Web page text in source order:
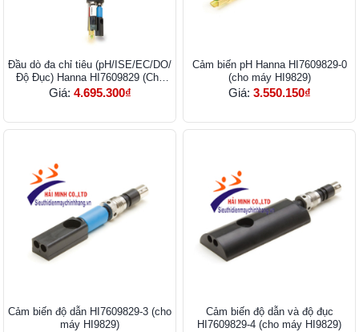
Đầu dò đa chỉ tiêu (pH/ISE/EC/DO/
Độ Đục) Hanna HI7609829 (Cho
máy HI9829)
Giá: 4.695.300₫
Cảm biến pH Hanna HI7609829-0
(cho máy HI9829)
Giá: 3.550.150₫
Cảm biến độ dẫn HI7609829-3 (cho
máy HI9829)
Cảm biến độ dẫn và độ đục
HI7609829-4 (cho máy HI9829)